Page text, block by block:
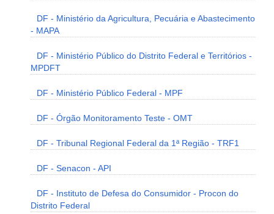
DF - Ministério da Agricultura, Pecuária e Abastecimento
- MAPA
DF - Ministério Público do Distrito Federal e Territórios -
MPDFT
DF - Ministério Público Federal - MPF
DF - Órgão Monitoramento Teste - OMT
DF - Tribunal Regional Federal da 1ª Região - TRF1
DF - Senacon - API
DF - Instituto de Defesa do Consumidor - Procon do
Distrito Federal